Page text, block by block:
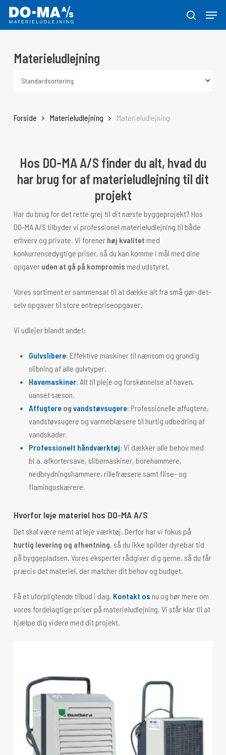
Skip
main
søg
Menu
Materieludlejning
Forside Materieludlejning Materieludlejning
Hos DO-MA A/S finder du alt, hvad du
har brug for af materieludlejning til dit
projekt
Har du brug for det rette grej til dit næste byggeprojekt? Hos
DO-MA A/S tilbyder vi professionel materieludlejning til både
erhverv og private. Vi forener høj kvalitet med
konkurrencedygtige priser, så du kan komme i mål med dine
opgaver uden at gå på kompromis med udstyret.
Vores sortiment er sammensat til at dække alt fra små gør-det-
selv opgaver til store entrepriseopgaver.
Vi udlejer blandt andet:
Gulvslibere: Effektive maskiner til nænsom og grundig
slibning af alle gulvtyper.
Havemaskiner: Alt til pleje og forskønnelse af haven,
uanset sæson.
Affugtereog vandstøvsugere: Professionelle affugtere,
vandstøvsugere og varmeblæsere til hurtig udbedring af
vandskader.
Professionelt håndværktøj: Vi dækker alle behov med
bl.a. afkortersave, slibemaskiner, borehammere,
nedbrydningshammere, rillefræsere samt flise- og
flamingoskærere.
Hvorfor leje materiel hos DO-MA A/S
Det skal være nemt at leje værktøj. Derfor har vi fokus på
hurtig levering og afhentning, så du ikke spilder dyrebar tid
på byggepladsen. Vores eksperter rådgiver dig gerne, så du får
præcis det materiel, der matcher dit behov og budget.
Få et uforpligtende tilbud i dag. Kontakt os nu og hør mere om
vores fordelagtige priser på materieludlejning. Vi står klar til at
hjælpe dig videre med dit projekt.
Close